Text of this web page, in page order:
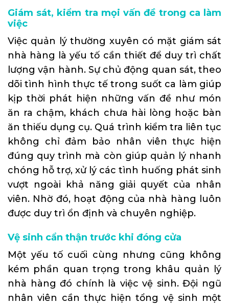
Giám sát, kiểm tra mọi vấn đề trong ca làm
việc
Việc quản lý thường xuyên có mặt giám sát
nhà hàng là yếu tố cần thiết để duy trì chất
lượng vận hành. Sự chủ động quan sát, theo
dõi tình hình thực tế trong suốt ca làm giúp
kịp thời phát hiện những vấn đề như món
ăn ra chậm, khách chưa hài lòng hoặc bàn
ăn thiếu dụng cụ. Quá trình kiểm tra liên tục
không chỉ đảm bảo nhân viên thực hiện
đúng quy trình mà còn giúp quản lý nhanh
chóng hỗ trợ, xử lý các tình huống phát sinh
vượt ngoài khả năng giải quyết của nhân
viên. Nhờ đó, hoạt động của nhà hàng luôn
được duy trì ổn định và chuyên nghiệp.
Vệ sinh cẩn thận trước khi đóng cửa
Một yếu tố cuối cùng nhưng cũng không
kém phần quan trọng trong khâu quản lý
nhà hàng đó chính là việc vệ sinh. Đội ngũ
nhân viên cần thực hiện tổng vệ sinh một